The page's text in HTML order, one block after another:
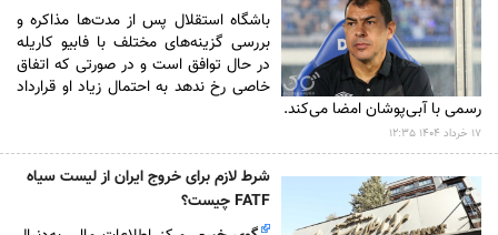
باشگاه استقلال پس از مدت‌ها مذاکره و
بررسی گزینه‌های مختلف با فابیو کاریله
در حال توافق است و در صورتی که اتفاق
خاصی رخ ندهد به احتمال زیاد او قرارداد
رسمی با آبی‌پوشان امضا می‌کند.
۱۷ خرداد ۱۴۰۴ ۱۲:۳۵
شرط لازم برای خروج ایران از لیست سیاه
FATF چیست؟